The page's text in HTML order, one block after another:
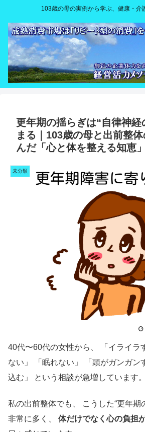
103歳の母の実例から学ぶ、健康・介
更年期の揺らぎは“自律神経
まる｜103歳の母と出前整
んだ「心と体を整える知恵」
未分類
40代〜60代の女性から、 「イライラ
ない」 「眠れない」 「頭がガンガン
込む」 という相談が急増しています。
私の出前整体でも、 こうした“更年期
非常に多く、 体だけでなく心の負担